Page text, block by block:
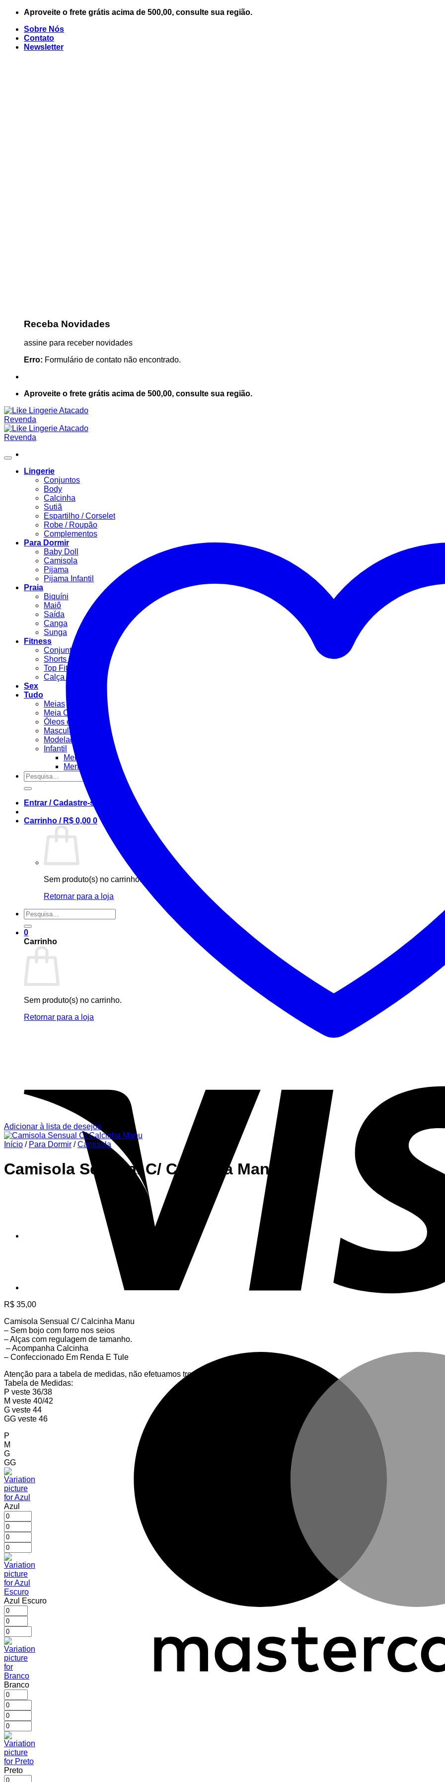
Skip
content
Aproveite o frete grátis acima de 500,00, consulte sua região.
Sobre Nós
Contato
Newsletter
Receba Novidades
assine para receber novidades
Erro: Formulário de contato não encontrado.
Aproveite o frete grátis acima de 500,00, consulte sua região.
Lingerie
Conjuntos
Body
Calcinha
Sutiã
Espartilho / Corselet
Robe / Roupão
Complementos
Para Dormir
Baby Doll
Camisola
Pijama
Pijama Infantil
Praia
Biquíni
Maiô
Saída
Canga
Sunga
Fitness
Conjunto Fitness
Shorts Fitness
Top Fitness
Calça Fitness
Sex
Tudo
Meias
Meia Calça / Fina
Óleos e Géis
Masculino
Modeladora
Infantil
Menino
Menina
Pesquisar
por:
Entrar / Cadastre-se
Carrinho / R$ 0,00 0
Sem produto(s) no carrinho.
Retornar para a loja
Pesquisar
por:
0
Carrinho
Sem produto(s) no carrinho.
Retornar para a loja
Adicionar à lista de desejos
Início / Para Dormir / Camisola
Camisola Sensual C/ Calcinha Manu
R$ 35,00
Camisola Sensual C/ Calcinha Manu
– Sem bojo com forro nos seios
– Alças com regulagem de tamanho.
– Acompanha Calcinha
– Confeccionado Em Renda E Tule
Atenção para a tabela de medidas, não efetuamos trocas de peças intimas.
Tabela de Medidas:
P veste 36/38
M veste 40/42
G veste 44
GG veste 46
P
M
G
GG
Azul
Azul Escuro
Branco
Preto